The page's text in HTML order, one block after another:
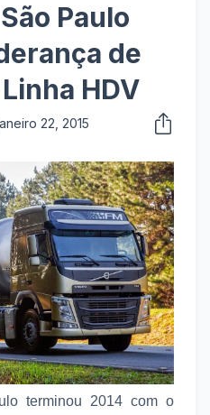
Paulo
de
HDV
22, 2015
terminou 2014 com o